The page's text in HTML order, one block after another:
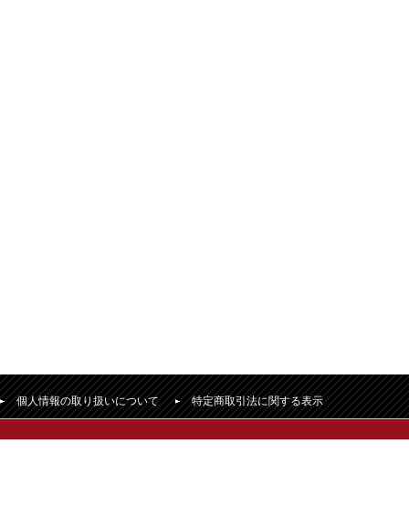
個人情報の取り扱いについて 特定商取引法に関する表示